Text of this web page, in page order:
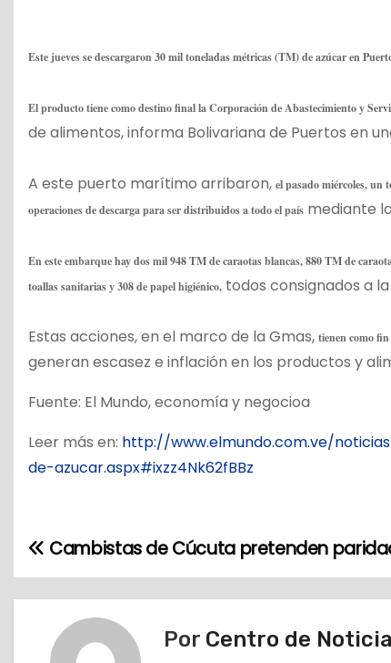
Este jueves se descargaron 30 mil toneladas métricas (TM) de azúcar en
El producto tiene como destino final la Corporación de Abastecimiento y
de alimentos, informa Bolivariana de Puertos en
A este puerto marítimo arribaron, el pasado miércoles, un
operaciones de descarga para ser distribuidos a todo el país mediante
En este embarque hay dos mil 948 TM de caraotas blancas, 880 TM de
toallas sanitarias y 308 de papel higiénico, todos consignados a
Estas acciones, en el marco de la Gmas, tienen como
generan escasez e inflación en los productos y
Fuente: El Mundo, economía y negocioa
Leer más en: http://www.elmundo.com.ve/
de-azucar.aspx#ixzz4Nk62fBBz
N
a
Cambistas de Cúcuta pretenden
Por Centro de